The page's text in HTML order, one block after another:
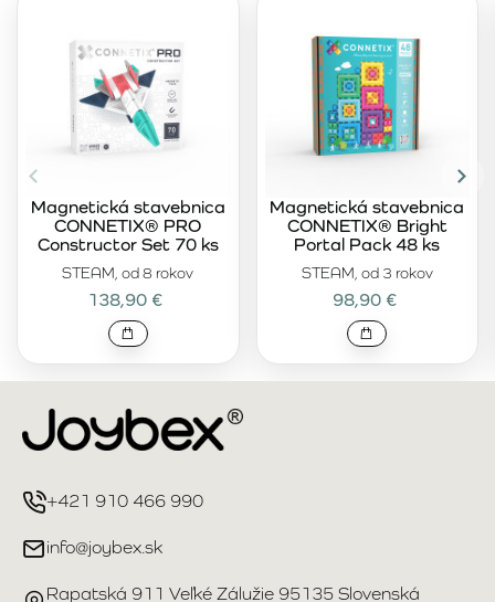
STEAM, od 8 rokov
Magnetická stavebnica
CONNETIX® PRO
Constructor Set 70 ks
138,90 €
STEAM, od 3 rokov
Magnetická stavebnica
CONNETIX® Bright
Portal Pack 48 ks
98,90 €
+421 910 466 990
info@joybex.sk
Rapatská 911 Veľké Zálužie 95135 Slovenská